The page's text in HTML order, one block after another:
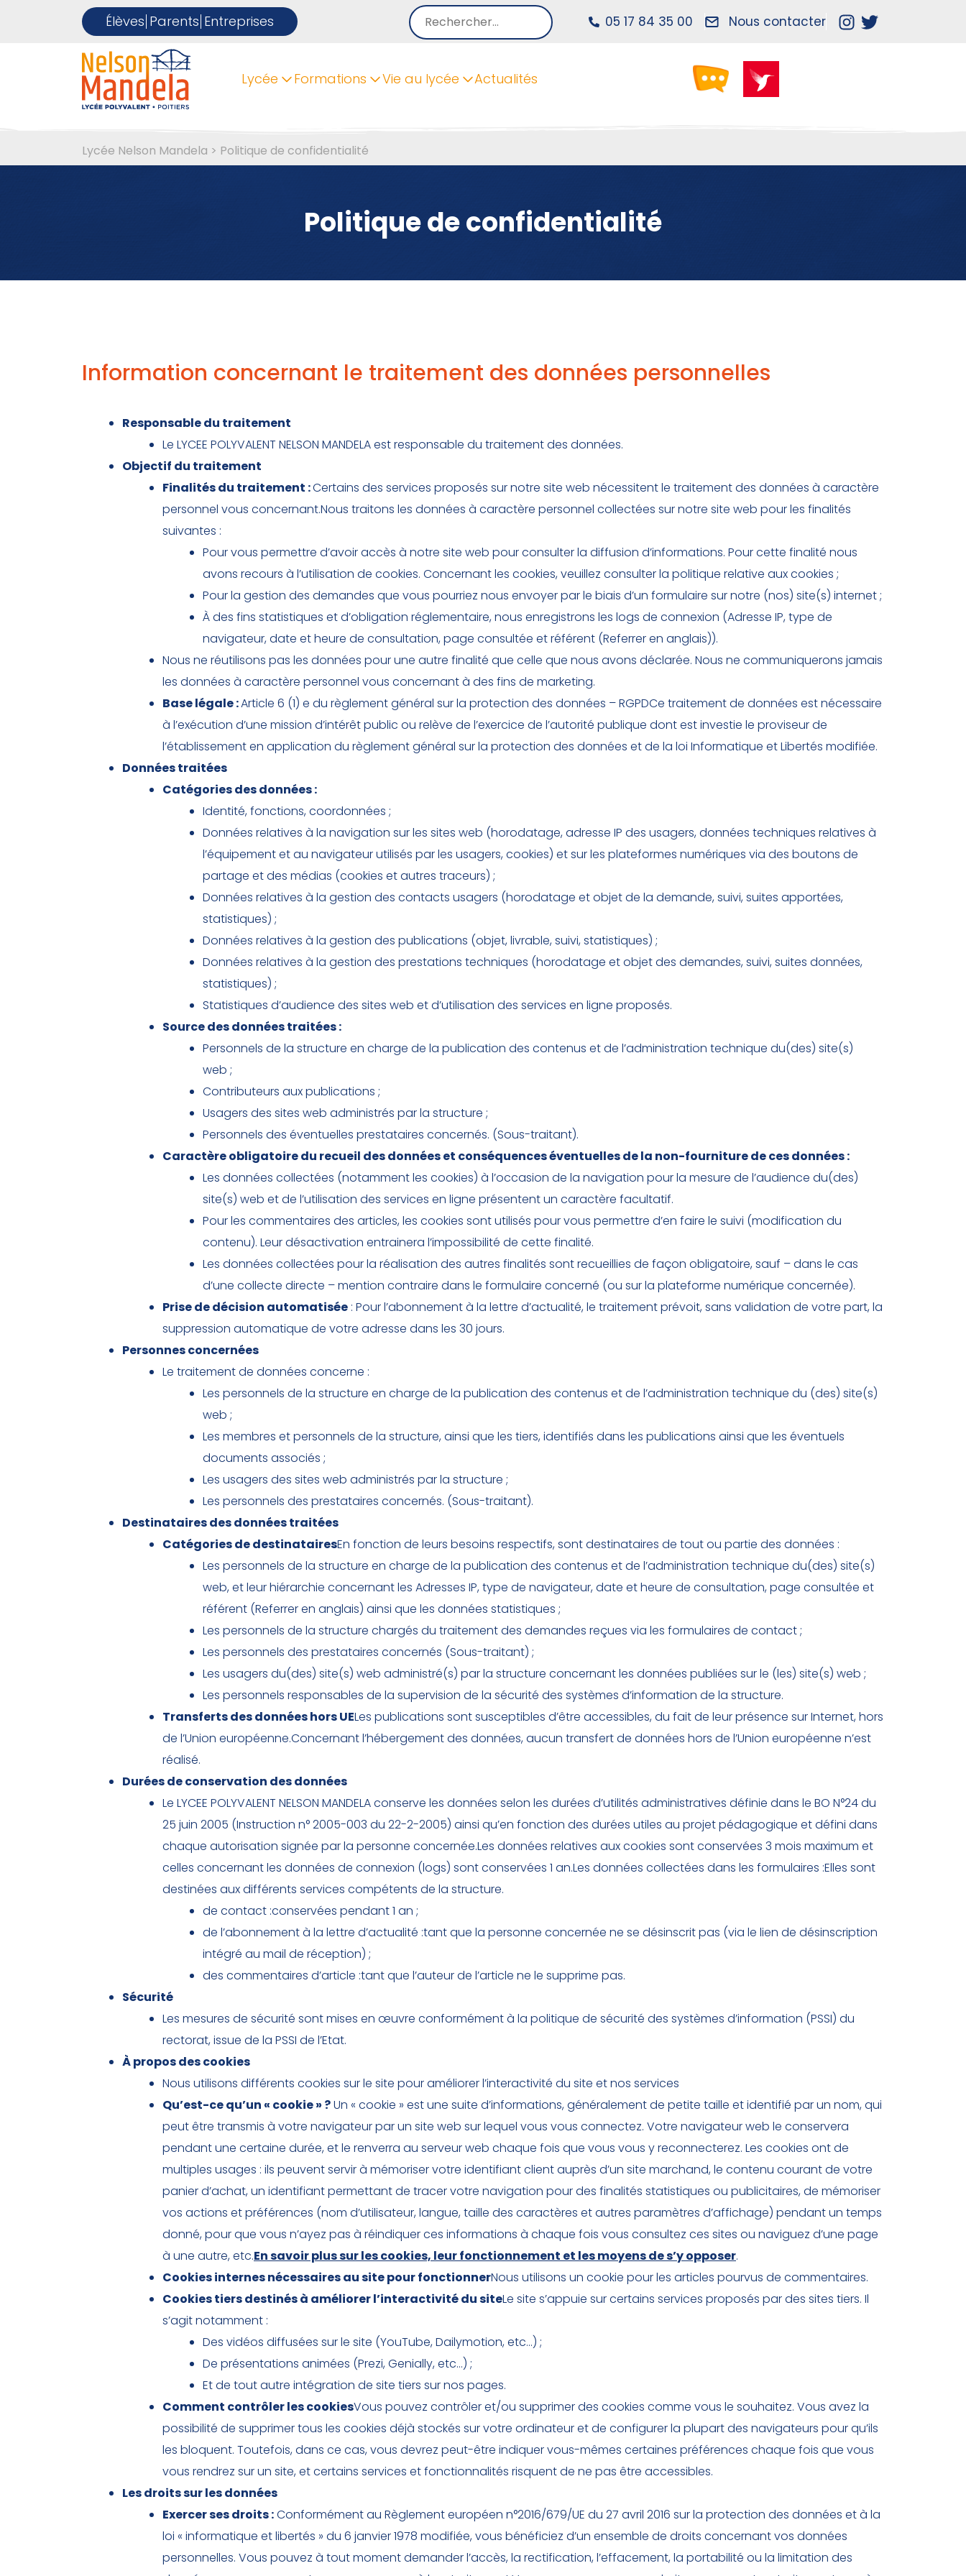
Élèves Parents Entreprises Rechercher :
05 17 84 35 00 Nous contacter
Lycée Formations Vie au lycée Actualités
Lycée Nelson Mandela > Politique de confidentialité
Politique de confidentialité
Information concernant le traitement des données personnelles
Responsable du traitement
Le LYCEE POLYVALENT NELSON MANDELA est responsable du traitement des données.
Objectif du traitement
Finalités du traitement :Certains des services proposés sur notre site web nécessitent le traitement des données à caractère
personnel vous concernant.Nous traitons les données à caractère personnel collectées sur notre site web pour les finalités
suivantes :
Pour vous permettre d’avoir accès à notre site web pour consulter la diffusion d’informations. Pour cette finalité nous
avons recours à l’utilisation de cookies. Concernant les cookies, veuillez consulter la politique relative aux cookies ;
Pour la gestion des demandes que vous pourriez nous envoyer par le biais d’un formulaire sur notre (nos) site(s) internet ;
À des fins statistiques et d’obligation réglementaire, nous enregistrons les logs de connexion (Adresse IP, type de
navigateur, date et heure de consultation, page consultée et référent (Referrer en anglais)).
Nous ne réutilisons pas les données pour une autre finalité que celle que nous avons déclarée. Nous ne communiquerons jamais
les données à caractère personnel vous concernant à des fins de marketing.
Base légale :Article 6 (1) e du règlement général sur la protection des données – RGPDCe traitement de données est nécessaire
à l’exécution d’une mission d’intérêt public ou relève de l’exercice de l’autorité publique dont est investie le proviseur de
l’établissement en application du règlement général sur la protection des données et de la loi Informatique et Libertés modifiée.
Données traitées
Catégories des données :
Identité, fonctions, coordonnées ;
Données relatives à la navigation sur les sites web (horodatage, adresse IP des usagers, données techniques relatives à
l’équipement et au navigateur utilisés par les usagers, cookies) et sur les plateformes numériques via des boutons de
partage et des médias (cookies et autres traceurs) ;
Données relatives à la gestion des contacts usagers (horodatage et objet de la demande, suivi, suites apportées,
statistiques) ;
Données relatives à la gestion des publications (objet, livrable, suivi, statistiques) ;
Données relatives à la gestion des prestations techniques (horodatage et objet des demandes, suivi, suites données,
statistiques) ;
Statistiques d’audience des sites web et d’utilisation des services en ligne proposés.
Source des données traitées :
Personnels de la structure en charge de la publication des contenus et de l’administration technique du(des) site(s)
web ;
Contributeurs aux publications ;
Usagers des sites web administrés par la structure ;
Personnels des éventuelles prestataires concernés. (Sous-traitant).
Caractère obligatoire du recueil des données et conséquences éventuelles de la non-fourniture de ces données :
Les données collectées (notamment les cookies) à l’occasion de la navigation pour la mesure de l’audience du(des)
site(s) web et de l’utilisation des services en ligne présentent un caractère facultatif.
Pour les commentaires des articles, les cookies sont utilisés pour vous permettre d’en faire le suivi (modification du
contenu). Leur désactivation entrainera l’impossibilité de cette finalité.
Les données collectées pour la réalisation des autres finalités sont recueillies de façon obligatoire, sauf – dans le cas
d’une collecte directe – mention contraire dans le formulaire concerné (ou sur la plateforme numérique concernée).
Prise de décision automatisée : Pour l’abonnement à la lettre d’actualité, le traitement prévoit, sans validation de votre part, la
suppression automatique de votre adresse dans les 30 jours.
Personnes concernées
Le traitement de données concerne :
Les personnels de la structure en charge de la publication des contenus et de l’administration technique du (des) site(s)
web ;
Les membres et personnels de la structure, ainsi que les tiers, identifiés dans les publications ainsi que les éventuels
documents associés ;
Les usagers des sites web administrés par la structure ;
Les personnels des prestataires concernés. (Sous-traitant).
Destinataires des données traitées
Catégories de destinatairesEn fonction de leurs besoins respectifs, sont destinataires de tout ou partie des données :
Les personnels de la structure en charge de la publication des contenus et de l’administration technique du(des) site(s)
web, et leur hiérarchie concernant les Adresses IP, type de navigateur, date et heure de consultation, page consultée et
référent (Referrer en anglais) ainsi que les données statistiques ;
Les personnels de la structure chargés du traitement des demandes reçues via les formulaires de contact ;
Les personnels des prestataires concernés (Sous-traitant) ;
Les usagers du(des) site(s) web administré(s) par la structure concernant les données publiées sur le (les) site(s) web ;
Les personnels responsables de la supervision de la sécurité des systèmes d’information de la structure.
Transferts des données hors UELes publications sont susceptibles d’être accessibles, du fait de leur présence sur Internet, hors
de l’Union européenne.Concernant l’hébergement des données, aucun transfert de données hors de l’Union européenne n’est
réalisé.
Durées de conservation des données
Le LYCEE POLYVALENT NELSON MANDELA conserve les données selon les durées d’utilités administratives définie dans le BO N°24 du
25 juin 2005 (Instruction n° 2005-003 du 22-2-2005) ainsi qu’en fonction des durées utiles au projet pédagogique et défini dans
chaque autorisation signée par la personne concernée.Les données relatives aux cookies sont conservées 3 mois maximum et
celles concernant les données de connexion (logs) sont conservées 1 an.Les données collectées dans les formulaires :Elles sont
destinées aux différents services compétents de la structure.
de contact :conservées pendant 1 an ;
de l’abonnement à la lettre d’actualité :tant que la personne concernée ne se désinscrit pas (via le lien de désinscription
intégré au mail de réception) ;
des commentaires d’article :tant que l’auteur de l’article ne le supprime pas.
Sécurité
Les mesures de sécurité sont mises en œuvre conformément à la politique de sécurité des systèmes d’information (PSSI) du
rectorat, issue de la PSSI de l’Etat.
À propos des cookies
Nous utilisons différents cookies sur le site pour améliorer l’interactivité du site et nos services
Qu’est-ce qu’un « cookie » ?Un « cookie » est une suite d’informations, généralement de petite taille et identifié par un nom, qui
peut être transmis à votre navigateur par un site web sur lequel vous vous connectez. Votre navigateur web le conservera
pendant une certaine durée, et le renverra au serveur web chaque fois que vous vous y reconnecterez. Les cookies ont de
multiples usages : ils peuvent servir à mémoriser votre identifiant client auprès d’un site marchand, le contenu courant de votre
panier d’achat, un identifiant permettant de tracer votre navigation pour des finalités statistiques ou publicitaires, de mémoriser
vos actions et préférences (nom d’utilisateur, langue, taille des caractères et autres paramètres d’affichage) pendant un temps
donné, pour que vous n’ayez pas à réindiquer ces informations à chaque fois vous consultez ces sites ou naviguez d’une page
à une autre, etc.En savoir plus sur les cookies, leur fonctionnement et les moyens de s’y opposer.
Cookies internes nécessaires au site pour fonctionnerNous utilisons un cookie pour les articles pourvus de commentaires.
Cookies tiers destinés à améliorer l’interactivité du siteLe site s’appuie sur certains services proposés par des sites tiers. Il
s’agit notamment :
Des vidéos diffusées sur le site (YouTube, Dailymotion, etc…) ;
De présentations animées (Prezi, Genially, etc…) ;
Et de tout autre intégration de site tiers sur nos pages.
Comment contrôler les cookiesVous pouvez contrôler et/ou supprimer des cookies comme vous le souhaitez. Vous avez la
possibilité de supprimer tous les cookies déjà stockés sur votre ordinateur et de configurer la plupart des navigateurs pour qu’ils
les bloquent. Toutefois, dans ce cas, vous devrez peut-être indiquer vous-mêmes certaines préférences chaque fois que vous
vous rendrez sur un site, et certains services et fonctionnalités risquent de ne pas être accessibles.
Les droits sur les données
Exercer ses droits :Conformément au Règlement européen n°2016/679/UE du 27 avril 2016 sur la protection des données et à la
loi « informatique et libertés » du 6 janvier 1978 modifiée, vous bénéficiez d’un ensemble de droits concernant vos données
personnelles. Vous pouvez à tout moment demander l’accès, la rectification, l’effacement, la portabilité ou la limitation des